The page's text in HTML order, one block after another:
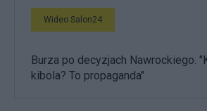
Wideo Salon24
Burza po decyzjach Nawrockiego.
kibola? To propaganda"